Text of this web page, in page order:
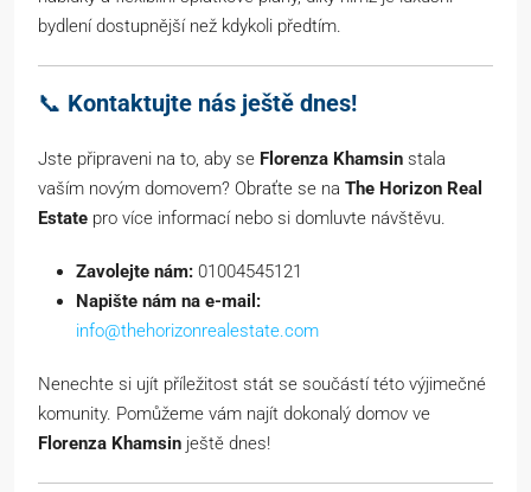
bydlení dostupnější než kdykoli předtím.
📞 Kontaktujte nás ještě dnes!
Jste připraveni na to, aby se Florenza Khamsin stala
vaším novým domovem? Obraťte se na The Horizon Real
Estate pro více informací nebo si domluvte návštěvu.
Zavolejte nám: 01004545121
Napište nám na e-mail:
info@thehorizonrealestate.com
Nenechte si ujít příležitost stát se součástí této výjimečné
komunity. Pomůžeme vám najít dokonalý domov ve
Florenza Khamsin ještě dnes!